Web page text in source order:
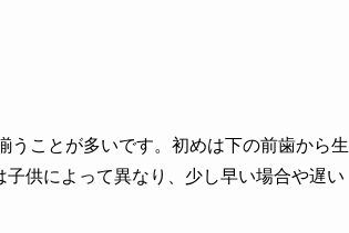
うことが多いです。初めは下の前歯から生
供によって異なり、少し早い場合や遅い